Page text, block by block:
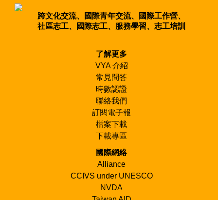
電話：
22289111分機37823 電話：02-23654907
Facebook：VYA國際工作營
Instagram：vya_taiwan_
跨文化交流、國際青年交流、國際工作營、
社區志工、國際志工、服務學習、志工培訓
了解更多
VYA 介紹
常見問答
時數認證
聯絡我們
訂閱電子報
檔案下載
下載專區
國際網絡
Alliance
CCIVS under UNESCO
NVDA